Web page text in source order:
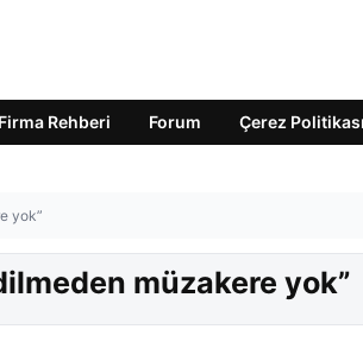
Firma Rehberi Forum Çerez Politikası
yok”
müzakere yok”